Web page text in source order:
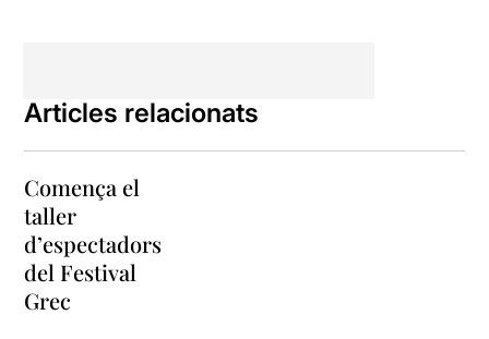
Articles relacionats
Comença el
taller
d’espectadors
del Festival
Grec